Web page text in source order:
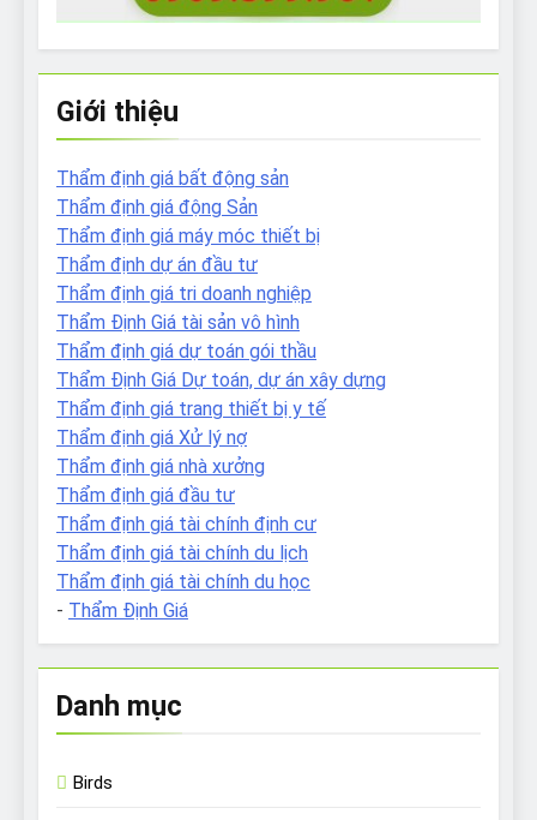
Giới thiệu
Thẩm định giá bất động sản
Thẩm định giá động Sản
Thẩm định giá máy móc thiết bị
Thẩm định dự án đầu tư
Thẩm định giá tri doanh nghiệp
Thẩm Định Giá tài sản vô hình
Thẩm định giá dự toán gói thầu
Thẩm Định Giá Dự toán, dự án xây dựng
Thẩm định giá trang thiết bị y tế
Thẩm định giá Xử lý nợ
Thẩm định giá nhà xưởng
Thẩm định giá đầu tư
Thẩm định giá tài chính định cư
Thẩm định giá tài chính du lịch
Thẩm định giá tài chính du học
- Thẩm Định Giá
Danh mục
Birds